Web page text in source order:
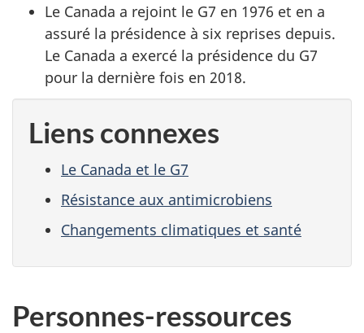
Le Canada a rejoint le G7 en 1976 et en a
assuré la présidence à six reprises depuis.
Le Canada a exercé la présidence du G7
pour la dernière fois en 2018.
Liens connexes
Le Canada et le G7
Résistance aux antimicrobiens
Changements climatiques et santé
Personnes-ressources